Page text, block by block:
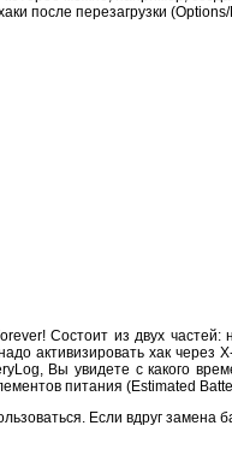
после перезагрузки
Состоит из двух частей:
активизировать хак через
Вы увидете с какого
питания (Estimated
Если вдруг замена